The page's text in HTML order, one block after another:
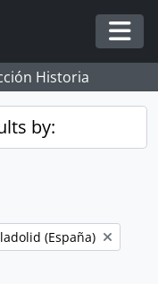
Historia
by:
filter:
(España)